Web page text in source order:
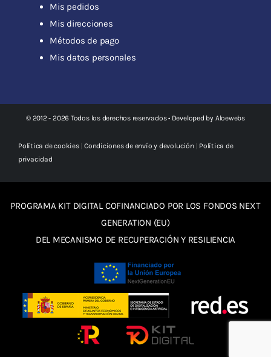
Mis pedidos
Mis direcciones
Métodos de pago
Mis datos personales
© 2012 - 2026 Todos los derechos reservados • Developed by Aloewebs
Política de cookies|Condiciones de envío y devolución| Política de
privacidad
PROGRAMA KIT DIGITAL COFINANCIADO POR LOS FONDOS NEXT
GENERATION (EU)
DEL MECANISMO DE RECUPERACIÓN Y RESILIENCIA